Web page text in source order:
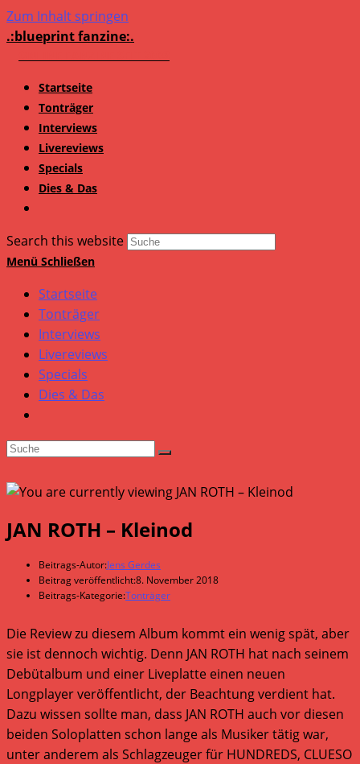
Zum Inhalt springen
.:blueprint fanzine:.
Startseite
Tonträger
Interviews
Livereviews
Specials
Dies & Das
Search this website
Menü Schließen
Startseite
Tonträger
Interviews
Livereviews
Specials
Dies & Das
JAN ROTH – Kleinod
Beitrags-Autor:Jens Gerdes
Beitrag veröffentlicht:8. November 2018
Beitrags-Kategorie:Tonträger
Die Review zu diesem Album kommt ein wenig spät, aber
sie ist dennoch wichtig. Denn JAN ROTH hat nach seinem
Debütalbum und einer Liveplatte einen neuen
Longplayer veröffentlicht, der Beachtung verdient hat.
Dazu wissen sollte man, dass JAN ROTH auch vor diesen
beiden Soloplatten schon lange als Musiker tätig war,
unter anderem als Schlagzeuger für HUNDREDS, CLUESO